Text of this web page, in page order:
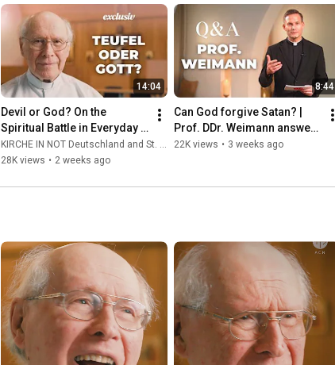
Wir sind ein internationales katholisches Hilfswerk und eine
Stiftung päpstlichen Rechts. Unsere Mission: Wir unterstützen
verfolgte, bedrängte und notleidende Christen überall dort, wo
sie ihren Glauben nicht frei leben können oder die Mittel für
Seelsorge fehlen.
🕊️📦 Mit Projekten, Gebet und Information setzen wir uns für
Glaubensfreiheit und geistliche Stärkung ein – weltweit und
konkret.
14:04
Devil or God? On the
Spiritual Battle in Everyday
Life | Father Hans Buob
#faith #exorcism
KIRCHE IN NOT Deutschland and St. Ulrich Hochaltingen
28K views • 2 weeks ago
8:44
Can God forgive Satan? |
Prof. DDr. Weimann answers
your questions
22K views • 3 weeks ago